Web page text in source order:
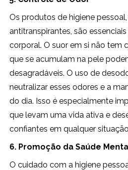
Os produtos de higiene
antitranspirantes, são
corporal. O suor em si não tem
que se acumulam na pele
desagradáveis. O uso de
neutralizar esses odores e a
do dia. Isso é especialmente
que levam uma vida ativa e
confiantes em qualquer
6. Promoção da Saúde
O cuidado com a higiene